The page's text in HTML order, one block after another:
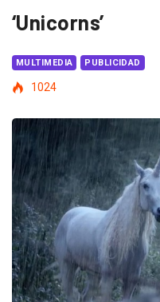
‘Unicorns’
MULTIMEDIA PUBLICIDAD
1024